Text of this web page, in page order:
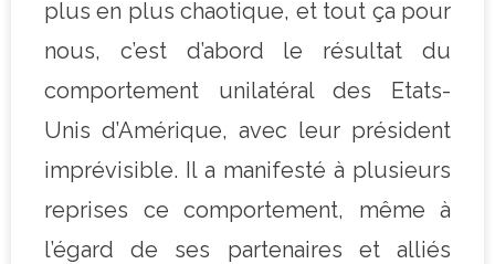
plus en plus chaotique, et tout ça pour
nous, c’est d’abord le résultat du
comportement unilatéral des Etats-
Unis d’Amérique, avec leur président
imprévisible. Il a manifesté à plusieurs
reprises ce comportement, même à
l’égard de ses partenaires et alliés